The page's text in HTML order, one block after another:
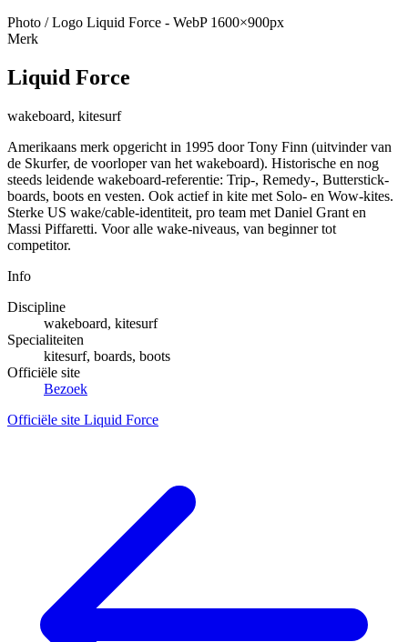
Photo / Logo Liquid Force - WebP 1600×900px
Merk
Liquid Force
wakeboard, kitesurf
Amerikaans merk opgericht in 1995 door Tony Finn (uitvinder van
de Skurfer, de voorloper van het wakeboard). Historische en nog
steeds leidende wakeboard-referentie: Trip-, Remedy-, Butterstick-
boards, boots en vesten. Ook actief in kite met Solo- en Wow-kites.
Sterke US wake/cable-identiteit, pro team met Daniel Grant en
Massi Piffaretti. Voor alle wake-niveaus, van beginner tot
competitor.
Info
Discipline
wakeboard, kitesurf
Specialiteiten
kitesurf, boards, boots
Officiële site
Bezoek
Officiële site Liquid Force